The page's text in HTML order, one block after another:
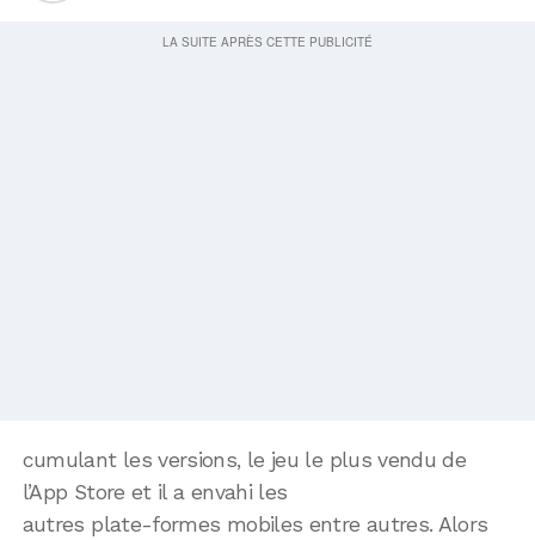
cumulant les versions, le jeu le plus vendu de
l’App Store et il a envahi les
autres plate-formes mobiles entre autres. Alors